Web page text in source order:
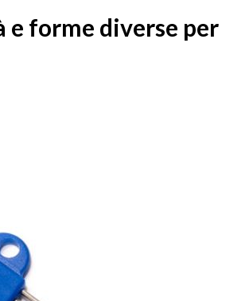
e forme diverse per